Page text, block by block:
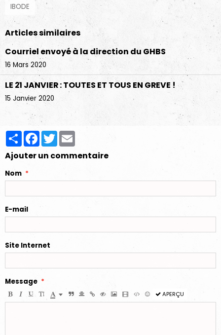
IBODE
Articles similaires
Courriel envoyé à la direction du GHBS
16 Mars 2020
LE 21 JANVIER : TOUTES ET TOUS EN GREVE !
15 Janvier 2020
PartagerFacebook
Twitter
Ajouter un commentaire
Nom
E-mail
Site Internet
Message
APERÇU